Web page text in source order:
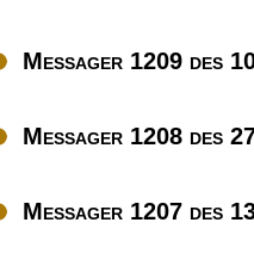
Messager 1209 des
Messager 1208 des
Messager 1207 des